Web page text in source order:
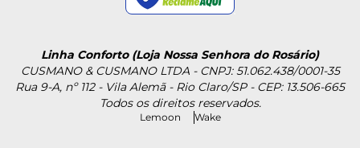
Linha Conforto (Loja Nossa Senhora do Rosário)
CUSMANO & CUSMANO LTDA - CNPJ: 51.062.438/0001-35
Rua 9-A, nº 112 - Vila Alemã - Rio Claro/SP - CEP: 13.506-665
Todos os direitos reservados.
Lemoon Wake